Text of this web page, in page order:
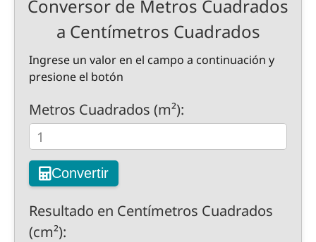
Conversor de Metros Cuadrados
a Centímetros Cuadrados
Ingrese un valor en el campo a continuación y
presione el botón
Metros Cuadrados (m²):
Convertir
Resultado en Centímetros Cuadrados
(cm²):